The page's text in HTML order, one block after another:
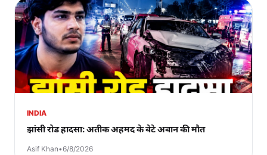
INDIA
झांसी रोड हादसा: अतीक अहमद के बेटे अबान की मौत
Asif Khan•6/8/2026